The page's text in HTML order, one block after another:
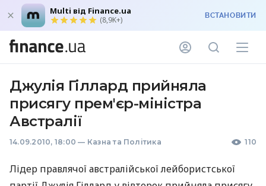
Multi від Finance.ua
(8,9K+) ВСТАНОВИТИ
Джулія Гіллард прийняла
присягу прем'єр-міністра
Австралії
14.09.2010, 18:00 — Казна та Політика 110
Лідер правлячої австралійської лейбористської